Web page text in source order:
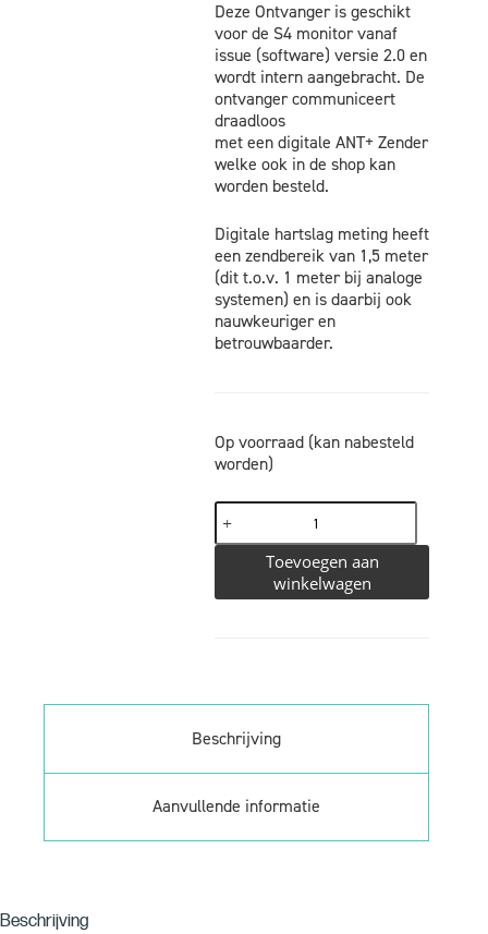
Deze Ontvanger is geschikt
voor de S4 monitor vanaf
issue (software) versie 2.0 en
wordt intern aangebracht. De
ontvanger communiceert
draadloos
met een digitale ANT+ Zender
welke ook in de shop kan
worden besteld.
Digitale hartslag meting heeft
een zendbereik van 1,5 meter
(dit t.o.v. 1 meter bij analoge
systemen) en is daarbij ook
nauwkeuriger en
betrouwbaarder.
Op voorraad (kan nabesteld
worden)
Toevoegen aan
winkelwagen
Beschrijving
Aanvullende informatie
Beschrijving